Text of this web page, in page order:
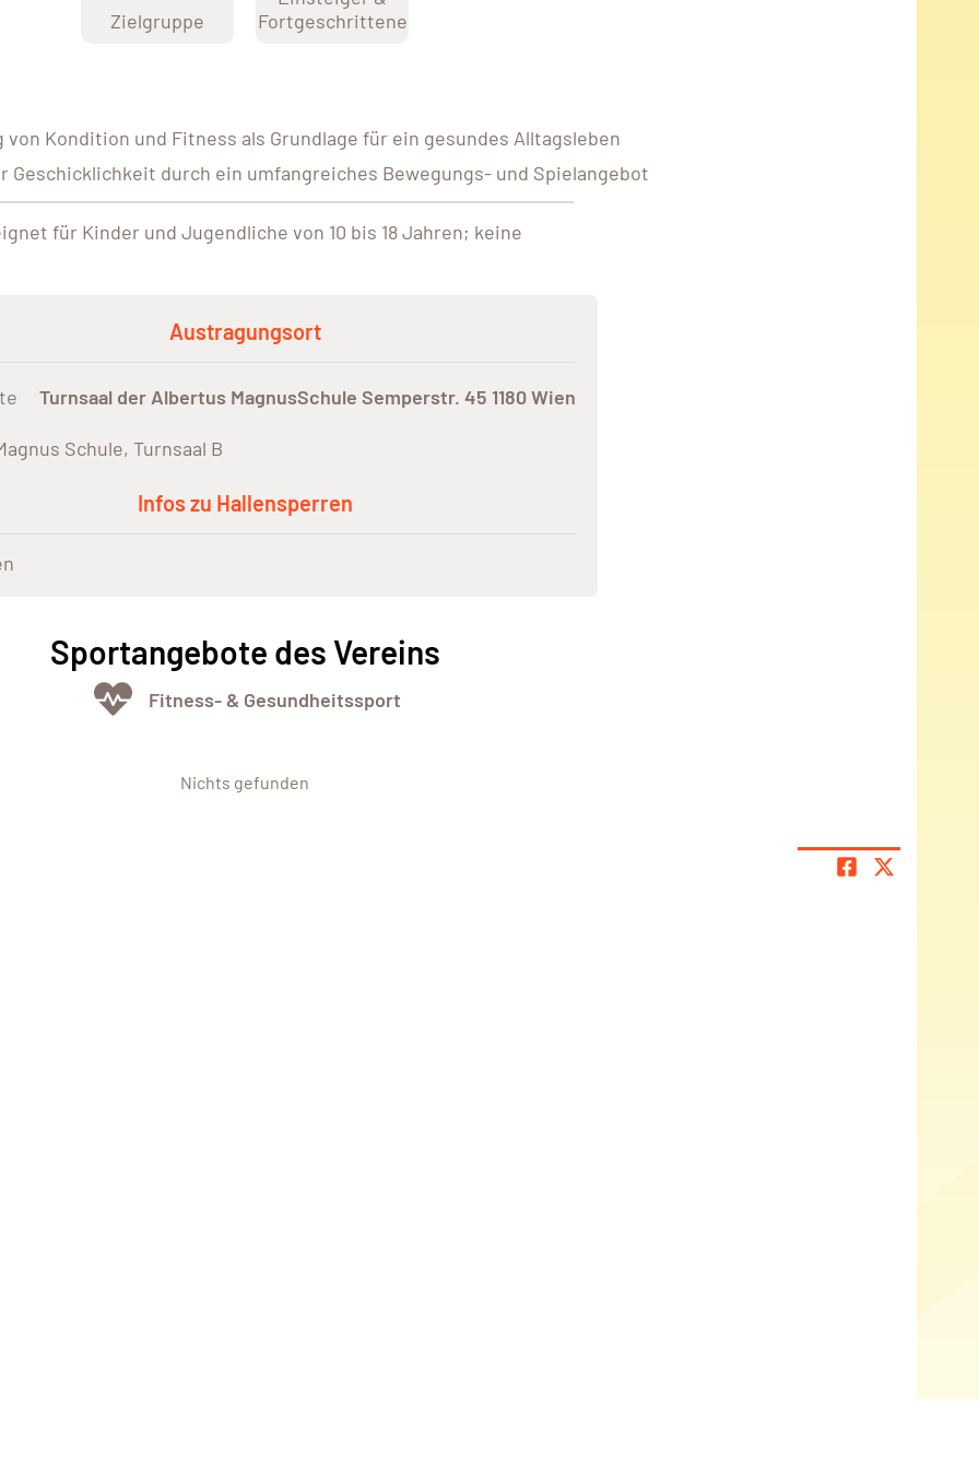
Zielgruppe
Fortgeschrittene
von Kondition und Fitness als Grundlage für ein gesundes Alltagsleben
Geschicklichkeit durch ein umfangreiches Bewegungs- und Spielangebot
für Kinder und Jugendliche von 10 bis 18 Jahren; keine
Austragungsort
Turnsaal der Albertus MagnusSchule Semperstr. 45 1180 Wien
Schule, Turnsaal B
Infos zu Hallensperren
Sportangebote des Vereins
Fitness- & Gesundheitssport
Nichts gefunden